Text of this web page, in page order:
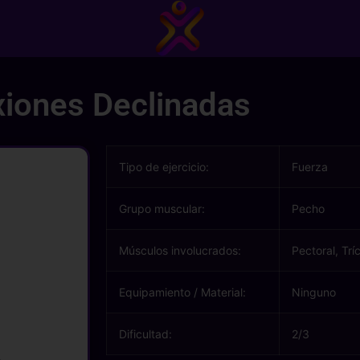
Declinadas
Tipo de ejercicio: Fuerza
Grupo muscular: Pecho
Músculos involucrados: Pectoral,
Equipamiento / Material: Ninguno
Dificultad: 2/3